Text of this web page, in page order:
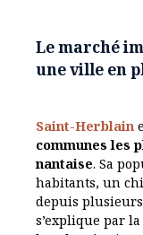
Le marché
une ville en
Saint-Herblain
communes les
nantaise. Sa
habitants, un
depuis plusieurs
s’explique par